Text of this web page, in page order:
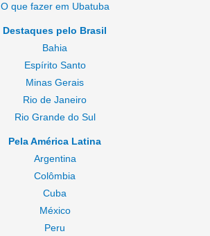
O que fazer em Ubatuba
Destaques pelo Brasil
Bahia
Espírito Santo
Minas Gerais
Rio de Janeiro
Rio Grande do Sul
Pela América Latina
Argentina
Colômbia
Cuba
México
Peru